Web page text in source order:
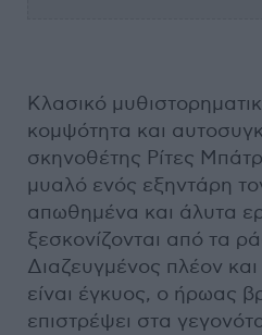
Κλασικό
κομψότητα και
σκηνοθέτης Ρίτες
μυαλό ενός εξηντάρη
απωθημένα και άλυτα
ξεσκονίζονται από τα
Διαζευγμένος πλέον
είναι έγκυος, ο ήρωας
επιστρέψει στα